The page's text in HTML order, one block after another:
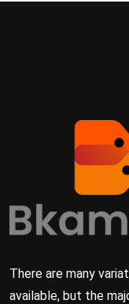
There are many
available, but the